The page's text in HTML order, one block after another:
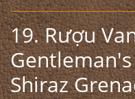
19. Rượu
Shiraz